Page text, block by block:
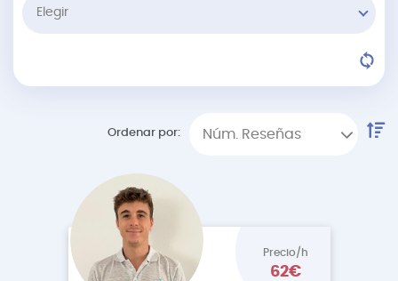
Elegir
Ordenar por: Núm. Reseñas
Precio/h
62€